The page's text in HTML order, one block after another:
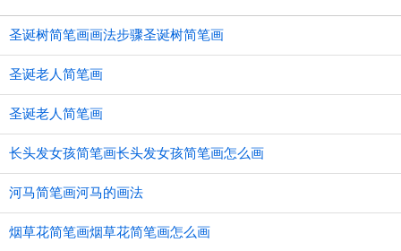
圣诞树简笔画画法步骤圣诞树简笔画
圣诞老人简笔画
圣诞老人简笔画
长头发女孩简笔画长头发女孩简笔画怎么画
河马简笔画河马的画法
烟草花简笔画烟草花简笔画怎么画